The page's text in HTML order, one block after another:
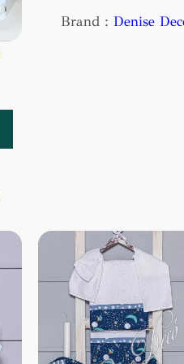
Brand : Denise